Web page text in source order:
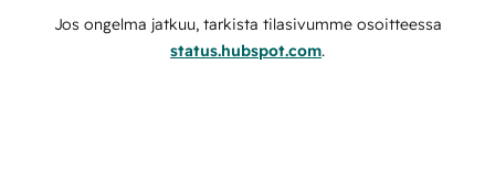
Jos ongelma jatkuu, tarkista tilasivumme osoitteessa
status.hubspot.com.